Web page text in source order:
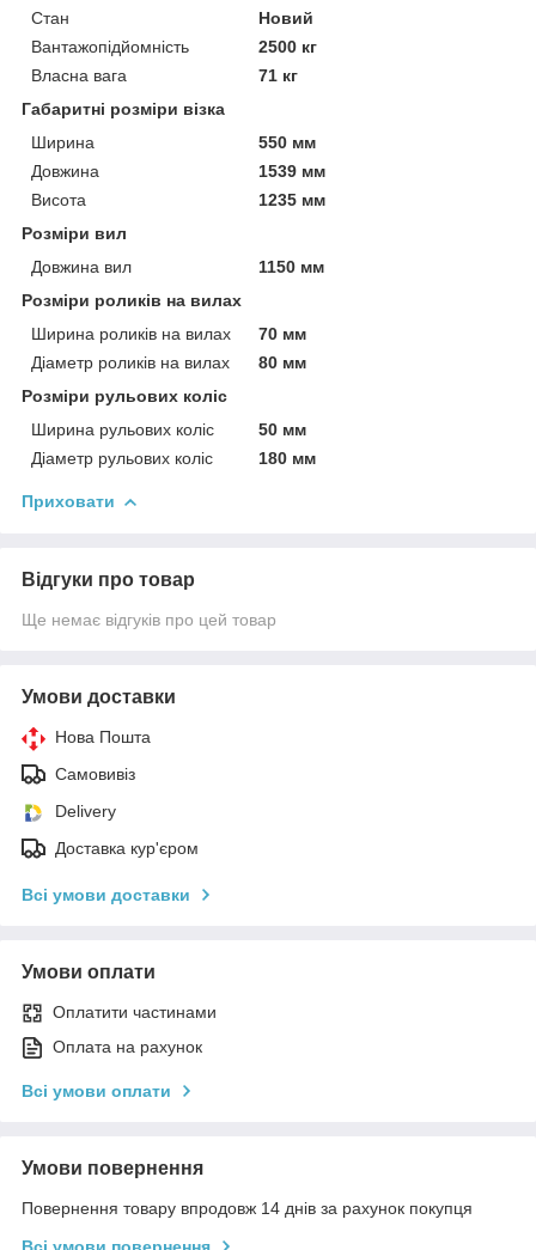
Стан
Новий
Вантажопідйомність
2500 кг
Власна вага
71 кг
Габаритні розміри візка
Ширина
550 мм
Довжина
1539 мм
Висота
1235 мм
Розміри вил
Довжина вил
1150 мм
Розміри роликів на вилах
Ширина роликів на вилах
70 мм
Діаметр роликів на вилах
80 мм
Розміри рульових коліс
Ширина рульових коліс
50 мм
Діаметр рульових коліс
180 мм
Приховати
Відгуки про товар
Ще немає відгуків про цей товар
Умови доставки
Нова Пошта
Самовивіз
Delivery
Доставка кур'єром
Всі умови доставки
Умови оплати
Оплатити частинами
Оплата на рахунок
Всі умови оплати
Умови повернення
Повернення товару впродовж 14 днів за рахунок покупця
Всі умови повернення